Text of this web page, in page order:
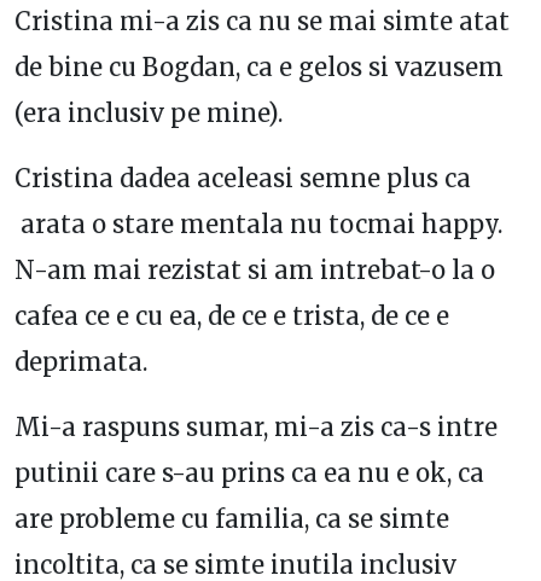
Cristina mi-a zis ca nu se mai simte atat
de bine cu Bogdan, ca e gelos si vazusem
(era inclusiv pe mine).
Cristina dadea aceleasi semne plus ca
arata o stare mentala nu tocmai happy.
N-am mai rezistat si am intrebat-o la o
cafea ce e cu ea, de ce e trista, de ce e
deprimata.
Mi-a raspuns sumar, mi-a zis ca-s intre
putinii care s-au prins ca ea nu e ok, ca
are probleme cu familia, ca se simte
incoltita, ca se simte inutila inclusiv